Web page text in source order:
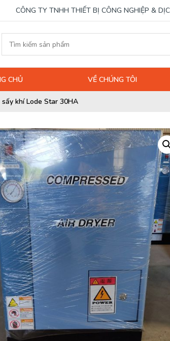
CÔNG TY TNHH THIẾT BỊ CÔNG NGHIỆP &
CHỦ VỀ CHÚNG TÔI
sấy khí Lode Star 30HA